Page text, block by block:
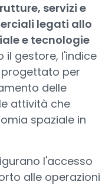
servizi e
legati allo
e tecnologie
il gestore, l'indice
per
delle
attività che
spaziale in
l'accesso
alle operazioni